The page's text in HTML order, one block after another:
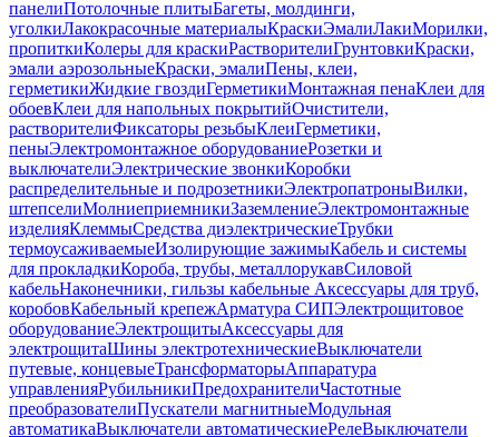
панелиПотолочные плитыБагеты, молдинги,
уголкиЛакокрасочные материалыКраскиЭмалиЛакиМорилки,
пропиткиКолеры для краскиРастворителиГрунтовкиКраски,
эмали аэрозольныеКраски, эмалиПены, клеи,
герметикиЖидкие гвоздиГерметикиМонтажная пенаКлеи для
обоевКлеи для напольных покрытийОчистители,
растворителиФиксаторы резьбыКлеиГерметики,
пеныЭлектромонтажное оборудованиеРозетки и
выключателиЭлектрические звонкиКоробки
распределительные и подрозетникиЭлектропатроныВилки,
штепселиМолниеприемникиЗаземлениеЭлектромонтажные
изделияКлеммыСредства диэлектрическиеТрубки
термоусаживаемыеИзолирующие зажимыКабель и системы
для прокладкиКороба, трубы, металлорукавСиловой
кабельНаконечники, гильзы кабельные Аксессуары для труб,
коробовКабельный крепежАрматура СИПЭлектрощитовое
оборудованиеЭлектрощитыАксессуары для
электрощитаШины электротехническиеВыключатели
путевые, концевыеТрансформаторыАппаратура
управленияРубильникиПредохранителиЧастотные
преобразователиПускатели магнитныеМодульная
автоматикаВыключатели автоматическиеРелеВыключатели